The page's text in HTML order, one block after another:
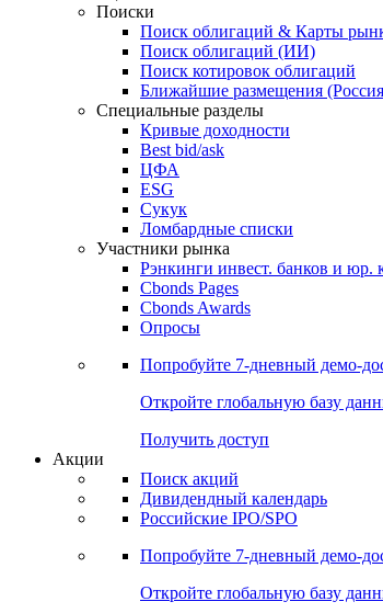
ежеквартальный аналитический
Облигации
Поиски
Поиск облигаций & Карты
Поиск облигаций (ИИ)
Поиск котировок облигаций
Ближайшие размещения (Россия)
Специальные разделы
Кривые доходности
Best bid/ask
ЦФА
ESG
Сукук
Ломбардные списки
Участники рынка
Рэнкинги инвест. банков и юр.
Cbonds Pages
Cbonds Awards
Опросы
Попробуйте7-дневный
Откройте глобальную базу
Получить доступ
Акции
Поиск акций
Дивидендный календарь
Российские IPO/SPO